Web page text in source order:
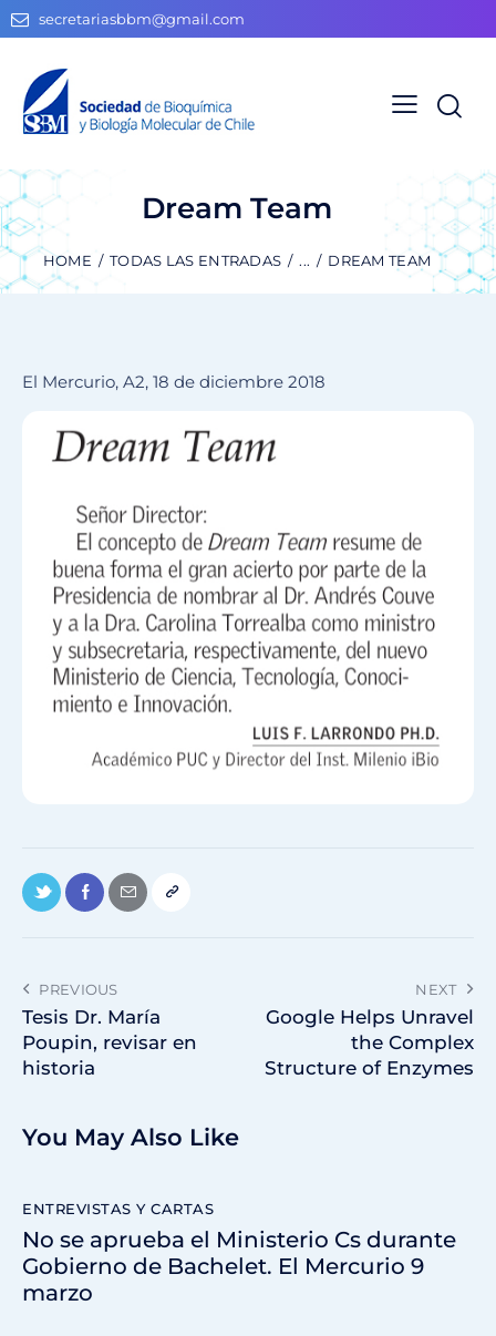
secretariasbbm@gmail.com
Dream Team
HOME TODAS LAS ENTRADAS ... DREAM TEAM
El Mercurio, A2, 18 de diciembre 2018
PREVIOUS
Tesis Dr. María
Poupin, revisar en
historia
NEXT
Google Helps Unravel
the Complex
Structure of Enzymes
You May Also Like
ENTREVISTAS Y CARTAS
No se aprueba el Ministerio Cs durante
Gobierno de Bachelet. El Mercurio 9
marzo